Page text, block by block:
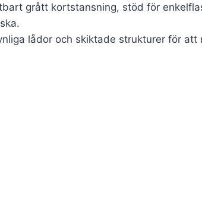
grått kortstansning, stöd för
lådor och skiktade strukturer för